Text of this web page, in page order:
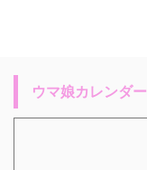
ウマ娘カレンダー